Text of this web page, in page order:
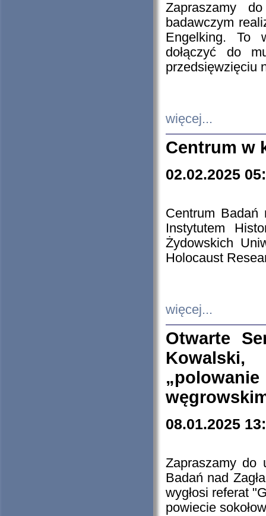
Zapraszamy
badawczym
Engelking. To
dołączyć do
przedsięwzięciu
więcej...
Centrum w
02.02.2025
Centrum Badań
Instytutem
Żydowskich
Holocaust
więcej...
Otwarte
08.01.2025
Zapraszamy do
Badań nad
wygłosi referat
powiecie